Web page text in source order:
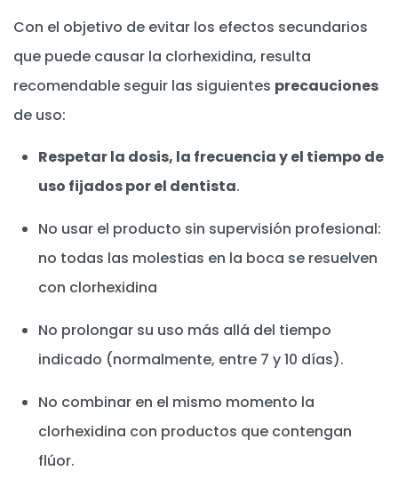
Con el objetivo de evitar los efectos secundarios
que puede causar la clorhexidina, resulta
recomendable seguir las siguientes precauciones
de uso:
Respetar la dosis, la frecuencia y el tiempo de
uso fijados por el dentista.
No usar el producto sin supervisión profesional:
no todas las molestias en la boca se resuelven
con clorhexidina
No prolongar su uso más allá del tiempo
indicado (normalmente, entre 7 y 10 días).
No combinar en el mismo momento la
clorhexidina con productos que contengan
flúor.